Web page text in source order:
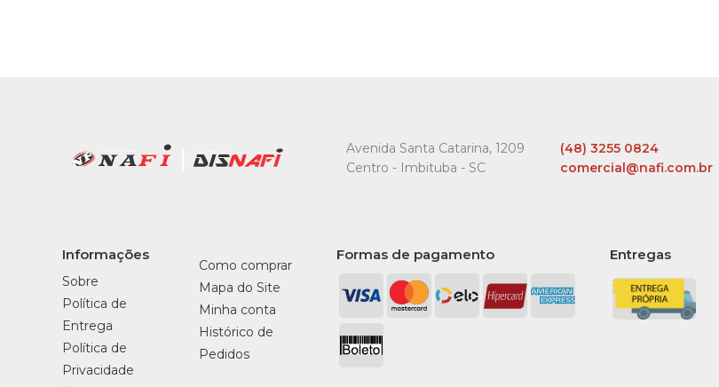
Avenida Santa Catarina, 1209
Centro - Imbituba - SC
(48) 3255 0824
comercial@nafi.com.br
Informações
Sobre
Política de
Entrega
Política de
Privacidade
Como comprar
Mapa do Site
Minha conta
Histórico de
Pedidos
Formas de pagamento Entregas